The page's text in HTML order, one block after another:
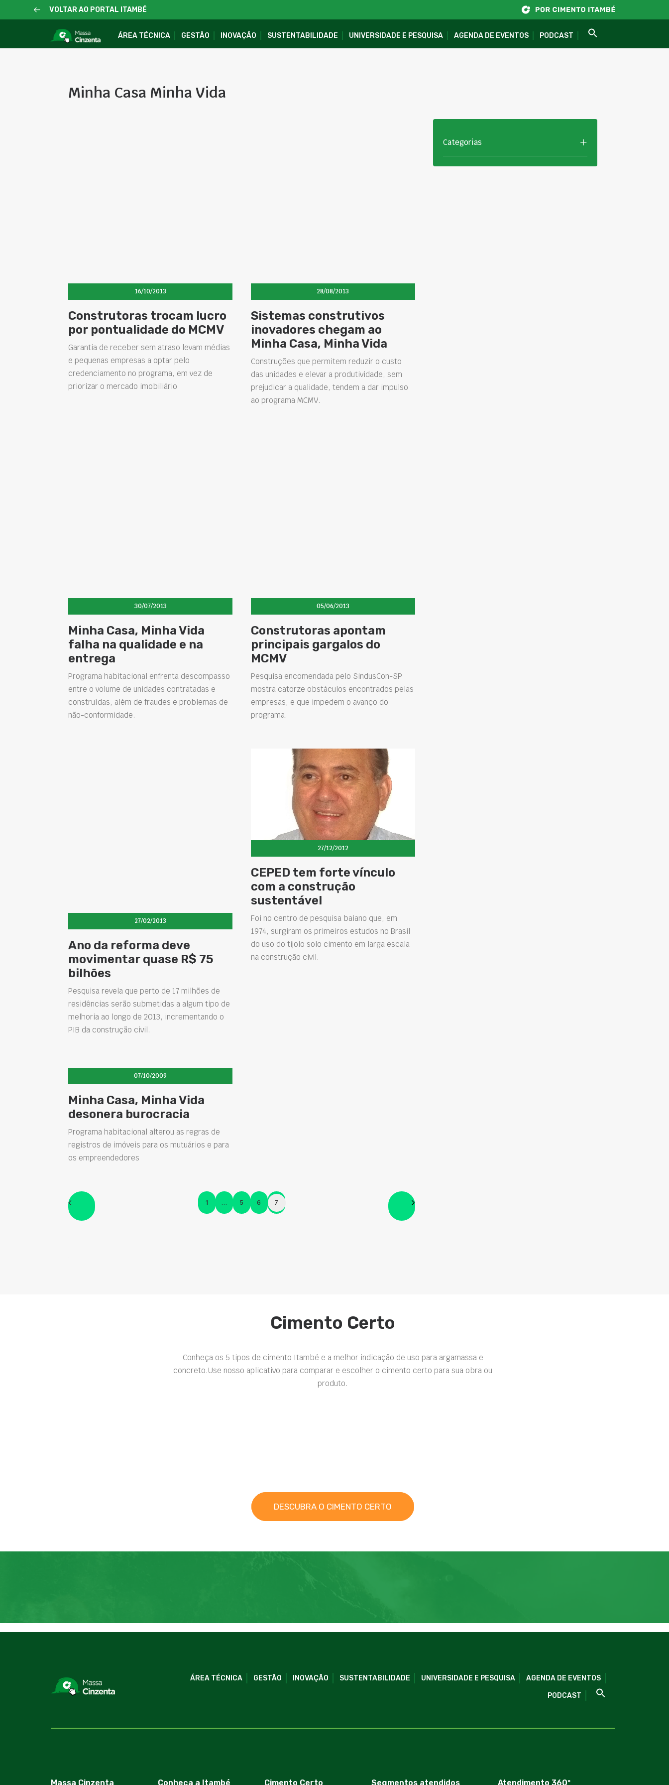
VOLTAR AO PORTAL ITAMBÉ
ÁREA TÉCNICA GESTÃO INOVAÇÃO SUSTENTABILIDADE UNIVERSIDADE E PESQUISA AGENDA DE EVENTOS PODCAST
Minha Casa Minha Vida
16/10/2013
Construtoras trocam lucro
por pontualidade do MCMV
Garantia de receber sem atraso levam médias
e pequenas empresas a optar pelo
credenciamento no programa, em vez de
priorizar o mercado imobiliário
28/08/2013
Sistemas construtivos
inovadores chegam ao
Minha Casa, Minha Vida
Construções que permitem reduzir o custo
das unidades e elevar a produtividade, sem
prejudicar a qualidade, tendem a dar impulso
ao programa MCMV.
30/07/2013
Minha Casa, Minha Vida
falha na qualidade e na
entrega
Programa habitacional enfrenta descompasso
entre o volume de unidades contratadas e
construídas, além de fraudes e problemas de
não-conformidade.
05/06/2013
Construtoras apontam
principais gargalos do
MCMV
Pesquisa encomendada pelo SindusCon-SP
mostra catorze obstáculos encontrados pelas
empresas, e que impedem o avanço do
programa.
27/02/2013
Ano da reforma deve
movimentar quase R$ 75
bilhões
Pesquisa revela que perto de 17 milhões de
residências serão submetidas a algum tipo de
melhoria ao longo de 2013, incrementando o
PIB da construção civil.
27/12/2012
CEPED tem forte vínculo
com a construção
sustentável
Foi no centro de pesquisa baiano que, em
1974, surgiram os primeiros estudos no Brasil
do uso do tijolo solo cimento em larga escala
na construção civil.
07/10/2009
Minha Casa, Minha Vida
desonera burocracia
Programa habitacional alterou as regras de
registros de imóveis para os mutuários e para
os empreendedores
1 … 5 6 7
Categorias
Cimento Certo
Conheça os 5 tipos de cimento Itambé e a melhor indicação de uso para argamassa e
concreto.Use nosso aplicativo para comparar e escolher o cimento certo para sua obra ou
produto.
DESCUBRA O CIMENTO CERTO
ÁREA TÉCNICA GESTÃO INOVAÇÃO SUSTENTABILIDADE UNIVERSIDADE E PESQUISA AGENDA DE EVENTOS
PODCAST
Massa Cinzenta Conheça a Itambé Cimento Certo Segmentos atendidos Atendimento 360º